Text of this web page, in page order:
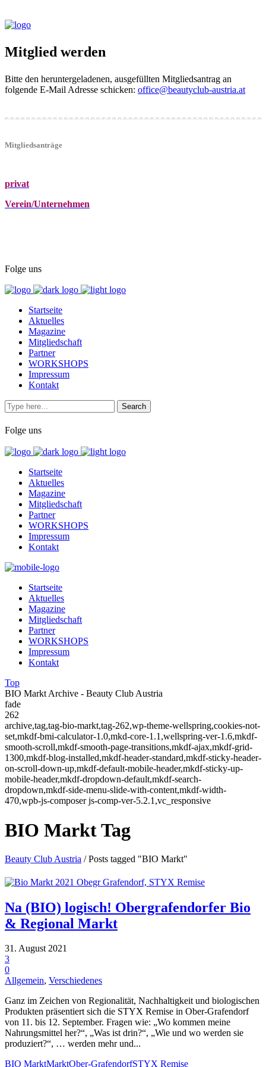
Mitglied werden
Bitte den heruntergeladenen, ausgefüllten Mitgliedsantrag an
folgende E-Mail Adresse schicken: office@beautyclub-austria.at
Mitgliedsanträge
privat
Verein/Unternehmen
Folge uns
Startseite
Aktuelles
Magazine
Mitgliedschaft
Partner
WORKSHOPS
Impressum
Kontakt
Folge uns
Startseite
Aktuelles
Magazine
Mitgliedschaft
Partner
WORKSHOPS
Impressum
Kontakt
Startseite
Aktuelles
Magazine
Mitgliedschaft
Partner
WORKSHOPS
Impressum
Kontakt
Top
BIO Markt Archive - Beauty Club Austria
fade
262
archive,tag,tag-bio-markt,tag-262,wp-theme-wellspring,cookies-not-
set,mkdf-bmi-calculator-1.0,mkd-core-1.1,wellspring-ver-1.6,mkdf-
smooth-scroll,mkdf-smooth-page-transitions,mkdf-ajax,mkdf-grid-
1300,mkdf-blog-installed,mkdf-header-standard,mkdf-sticky-header-
on-scroll-down-up,mkdf-default-mobile-header,mkdf-sticky-up-
mobile-header,mkdf-dropdown-default,mkdf-search-
dropdown,mkdf-side-menu-slide-with-content,mkdf-width-
470,wpb-js-composer js-comp-ver-5.2.1,vc_responsive
BIO Markt Tag
Beauty Club Austria /Posts tagged "BIO Markt"
Na (BIO) logisch! Obergrafendorfer Bio
& Regional Markt
31. August 2021
3
0
Allgemein, Verschiedenes
Ganz im Zeichen von Regionalität, Nachhaltigkeit und biologischen
Produkten präsentiert sich die STYX Remise in Ober-Grafendorf
von 11. bis 12. September. Fragen wie: „Wo kommen meine
Nahrungsmittel her?“, „Was ist drin?“, „Wie und wo werden sie
produziert?“, … werden mehr und...
BIO MarktMarktOber-GrafendorfSTYX Remise